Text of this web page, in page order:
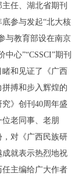
任、湖北省期刊
底参与发起“北大核
与教育部设在南京
中心”“CSSCI”期刊
睹和见证了
《广西
搏和步入辉煌的
》创刊 40周年盛
老同事、老朋
，对《广西民族研
成就表示热烈地祝
任主编给广大作者